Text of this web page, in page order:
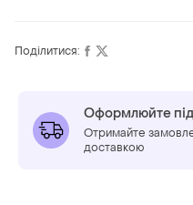
Поділитися:
Оформлюйте
Отримайте
доставкою